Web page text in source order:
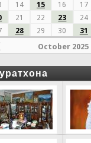
14 15 16 17
21 22 23 24
28 29 30 31
October 2025